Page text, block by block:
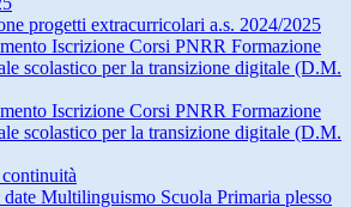
progetti extracurricolari a.s. 2024/2025
Iscrizione Corsi PNRR Formazione
scolastico per la transizione digitale (D.M.
Iscrizione Corsi PNRR Formazione
scolastico per la transizione digitale (D.M.
date Multilinguismo Scuola Primaria plesso